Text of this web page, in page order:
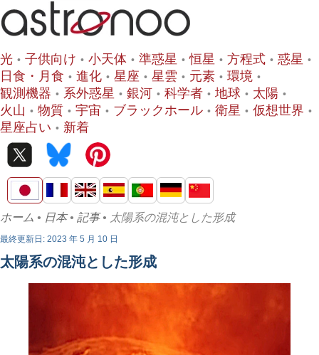
光 子供向け 小天体 準惑星 恒星 方程式
惑星
日食・月食
進化 星座 星雲 元素
環境
観測機器
系外惑星 銀河 科学者 地球
太陽
火山
物質 宇宙 ブラックホール 衛星
仮想世界
星座占い
新着
ホーム • 日本• 記事• 太陽系の混沌とし​​た形成
最終更新日: 2023 年 5 月 10 日
太陽系の混沌とし​​た形成